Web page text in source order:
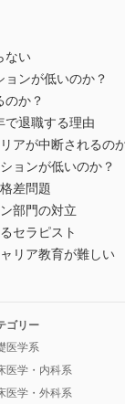
ない
ンが低いのか？
か？
退職する理由
アが中断されるの
ョンが低いのか？
差問題
部門の対立
セラピスト
リア教育が難しい
ゴリー
医学系
医学・内科系
医学・外科系